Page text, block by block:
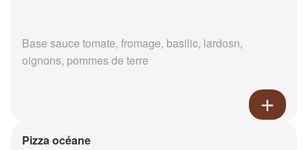
Base sauce tomate, fromage, basilic, lardosn,
oignons, pommes de terre
Pizza océane